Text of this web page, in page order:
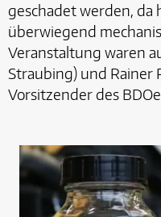
geschadet werden,
überwiegend
Veranstaltung waren
Straubing) und Rainer
Vorsitzender des BDOel